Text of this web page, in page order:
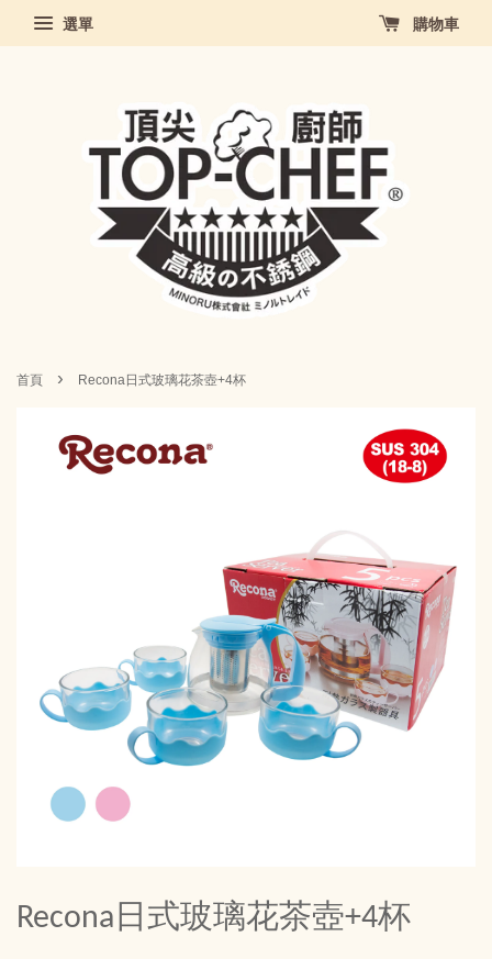
選單 購物車
首頁 › Recona日式玻璃花茶壺+4杯
Recona日式玻璃花茶壺+4杯